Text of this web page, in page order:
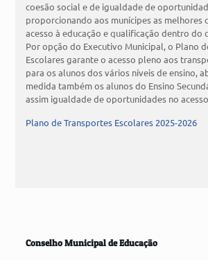
coesão social e de igualdade de
proporcionando aos munícipes as melhores
acesso à educação e qualificação dentro do
Por opção do Executivo Municipal, o Plano
Escolares garante o acesso pleno aos
para os alunos dos vários níveis de ensino,
medida também os alunos do Ensino
assim igualdade de oportunidades no
Plano de Transportes Escolares 2025-2026
Conselho Municipal de Educação